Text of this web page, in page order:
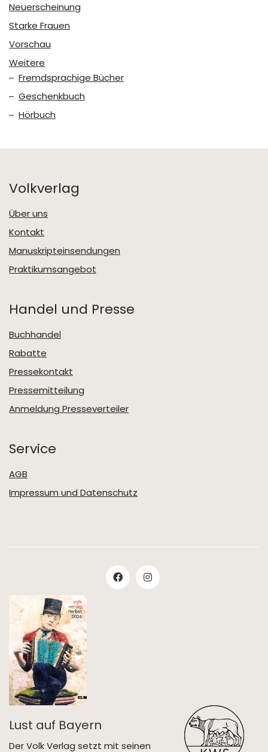
Neuerscheinung
Starke Frauen
Vorschau
Weitere
Fremdsprachige Bücher
Geschenkbuch
Hörbuch
Volkverlag
Über uns
Kontakt
Manuskripteinsendungen
Praktikumsangebot
Handel und Presse
Buchhandel
Rabatte
Pressekontakt
Pressemitteilung
Anmeldung Presseverteiler
Service
AGB
Impressum und Datenschutz
Lust auf Bayern
Der Volk Verlag setzt mit seinen